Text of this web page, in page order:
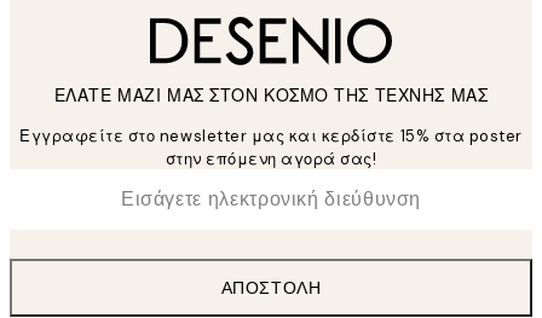
ΕΛΑΤΕ ΜΑΖΙ ΜΑΣ ΣΤΟΝ ΚΟΣΜΟ ΤΗΣ ΤΕΧΝΗΣ ΜΑΣ
Εγγραφείτε στο newsletter μας και κερδίστε 15% στα poster
στην επόμενη αγορά σας!
Ηλεκτρονική Διεύθυνση
ΑΠΟΣΤΟΛΉ